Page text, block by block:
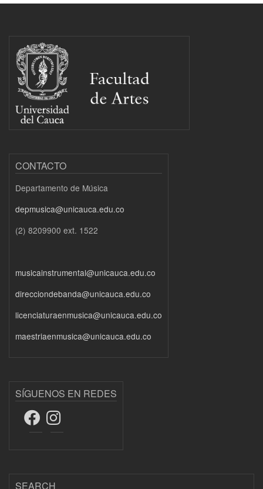
CONTACTO
Departamento de Música
depmusica@unicauca.edu.co
(2) 8209900 ext. 1522
musicainstrumental@unicauca.edu.co
direcciondebanda@unicauca.edu.co
licenciaturaenmusica@unicauca.edu.co
maestriaenmusica@unicauca.edu.co
SÍGUENOS EN REDES
SEARCH